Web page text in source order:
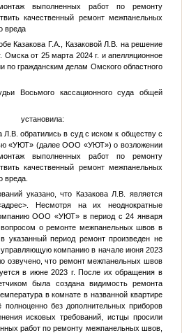
выполненных работ по ремонту
качественный ремонт межпанельных
вреда
Казакова Г.А., Казаковой Л.В. на решение
Омска от 25 марта 2024 г. и апелляционное
по гражданским делам Омского областного
Восьмого кассационного суда общей
установила:
Л.В. обратились в суд с иском к обществу с
«УЮТ» (далее ООО «УЮТ») о возложении
выполненных работ по ремонту
качественный ремонт межпанельных
вреда.
указано, что Казакова Л.В. является
. Несмотря на их неоднократные
ООО «УЮТ» в период с 24 января
вопросом о ремонте межпанельных швов в
указанный период ремонт произведен не
компанию в начале июня 2023
озвучено, что ремонт межпанельных швов
в июне 2023 г. После их обращения в
была создана видимость ремонта
в комнате в названной квартире
полноценно без дополнительных приборов
исковых требований, истцы просили
работ по ремонту межпанельных швов,